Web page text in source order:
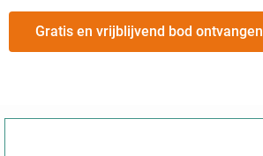
Gratis en vrijblijvend bod ontvangen